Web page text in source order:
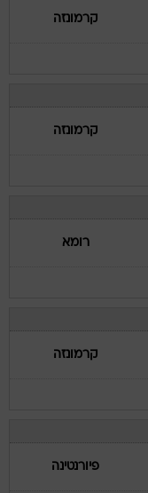
קרמונזה
קרמונזה
רומא
קרמונזה
פיורנטינה